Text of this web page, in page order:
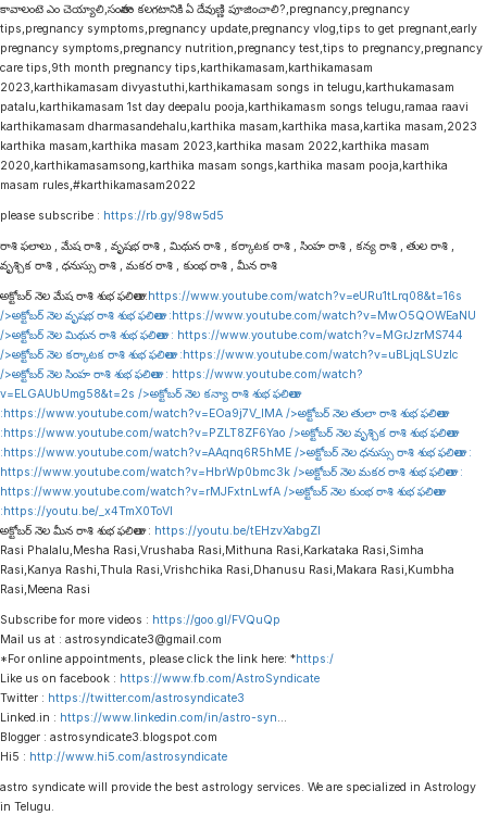
కావాలంటె ఎం చెయ్యాలి,సంతానం కలగటానికి ఏ దేవుణ్ణి పూజించాలి?,pregnancy,pregnancy
tips,pregnancy symptoms,pregnancy update,pregnancy vlog,tips to get pregnant,early
pregnancy symptoms,pregnancy nutrition,pregnancy test,tips to pregnancy,pregnancy
care tips,9th month pregnancy tips,karthikamasam,karthikamasam
2023,karthikamasam divyastuthi,karthikamasam songs in telugu,karthukamasam
patalu,karthikamasam 1st day deepalu pooja,karthikamasm songs telugu,ramaa raavi
karthikamasam dharmasandehalu,karthika masam,karthika masa,kartika masam,2023
karthika masam,karthika masam 2023,karthika masam 2022,karthika masam
2020,karthikamasamsong,karthika masam songs,karthika masam pooja,karthika
masam rules,#karthikamasam2022
please subscribe : https://rb.gy/98w5d5
రాశి ఫలాలు , మేష రాశి , వృషభ రాశి , మిథున రాశి , కర్కాటక రాశి , సింహ రాశి , కన్య రాశి , తుల రాశి ,
వృశ్చిక రాశి , ధనుస్సు రాశి , మకర రాశి , కుంభ రాశి , మీన రాశి
అక్టోబర్ నెల మేష రాశి శుభ ఫలితాలు:https://www.youtube.com/watch?v=eURu1tLrq08&t=16s
/>అక్టోబర్ నెల వృషభ రాశి శుభ ఫలితాలు :https://www.youtube.com/watch?v=MwO5QOWEaNU
/>అక్టోబర్ నెల మిథున రాశి శుభ ఫలితాలు : https://www.youtube.com/watch?v=MGrJzrMS744
/>అక్టోబర్ నెల కర్కాటక రాశి శుభ ఫలితాలు :https://www.youtube.com/watch?v=uBLjqLSUzIc
/>అక్టోబర్ నెల సింహ రాశి శుభ ఫలితాలు : https://www.youtube.com/watch?
v=ELGAUbUmg58&t=2s />అక్టోబర్ నెల కన్యా రాశి శుభ ఫలితాలు
:https://www.youtube.com/watch?v=EOa9j7V_lMA />అక్టోబర్ నెల తులా రాశి శుభ ఫలితాలు
:https://www.youtube.com/watch?v=PZLT8ZF6Yao />అక్టోబర్ నెల వృశ్చిక రాశి శుభ ఫలితాలు
:https://www.youtube.com/watch?v=AAqnq6R5hME />అక్టోబర్ నెల ధనుస్సు రాశి శుభ ఫలితాలు :
https://www.youtube.com/watch?v=HbrWp0bmc3k />అక్టోబర్ నెల మకర రాశి శుభ ఫలితాలు :
https://www.youtube.com/watch?v=rMJFxtnLwfA />అక్టోబర్ నెల కుంభ రాశి శుభ ఫలితాలు
:https://youtu.be/_x4TmX0ToVI
అక్టోబర్ నెల మీన రాశి శుభ ఫలితాలు : https://youtu.be/tEHzvXabgZI
Rasi Phalalu,Mesha Rasi,Vrushaba Rasi,Mithuna Rasi,Karkataka Rasi,Simha
Rasi,Kanya Rashi,Thula Rasi,Vrishchika Rasi,Dhanusu Rasi,Makara Rasi,Kumbha
Rasi,Meena Rasi
Subscribe for more videos : https://goo.gl/FVQuQp
Mail us at : astrosyndicate3@gmail.com
*For online appointments, please click the link here: *https:/
Like us on facebook : https://www.fb.com/AstroSyndicate
Twitter : https://twitter.com/astrosyndicate3
Linked.in : https://www.linkedin.com/in/astro-syn
Blogger : astrosyndicate3.blogspot.com
Hi5 : http://www.hi5.com/astrosyndicate
astro syndicate will provide the best astrology services. We are specialized in Astrology
in Telugu.